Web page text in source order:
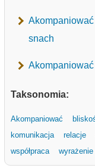
snach
Taksonomia:
Akompaniować
komunikacja
relacje
współpraca